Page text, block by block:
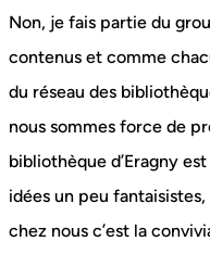
Non, je fais partie du
contenus et comme
du réseau des
nous sommes force de
bibliothèque d’Eragny
idées un peu
chez nous c’est la